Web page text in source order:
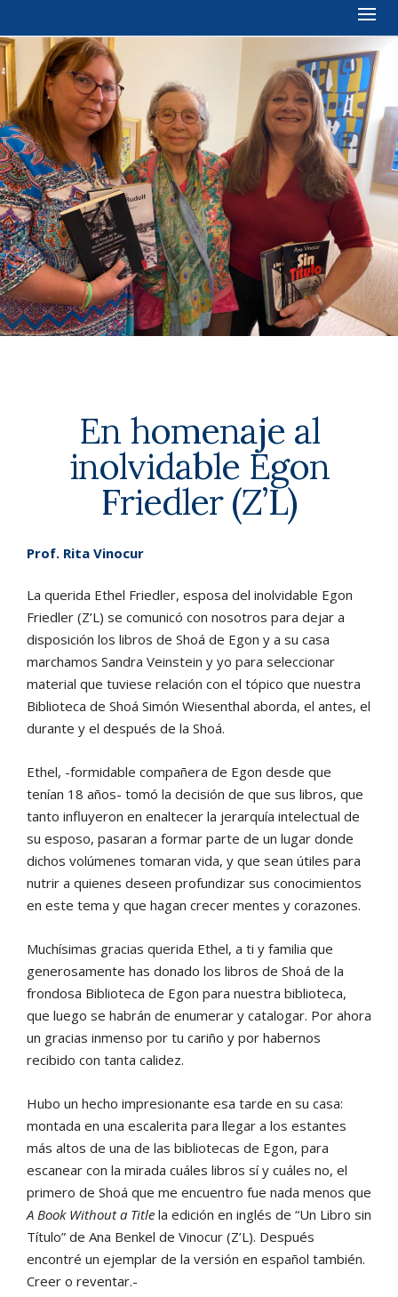
En homenaje al
inolvidable Egon
Friedler (Z’L)
Prof. Rita Vinocur
La querida Ethel Friedler, esposa del inolvidable Egon
Friedler (Z’L) se comunicó con nosotros para dejar a
disposición los libros de Shoá de Egon y a su casa
marchamos Sandra Veinstein y yo para seleccionar
material que tuviese relación con el tópico que nuestra
Biblioteca de Shoá Simón Wiesenthal aborda, el antes, el
durante y el después de la Shoá.
Ethel, -formidable compañera de Egon desde que
tenían 18 años- tomó la decisión de que sus libros, que
tanto influyeron en enaltecer la jerarquía intelectual de
su esposo, pasaran a formar parte de un lugar donde
dichos volúmenes tomaran vida, y que sean útiles para
nutrir a quienes deseen profundizar sus conocimientos
en este tema y que hagan crecer mentes y corazones.
Muchísimas gracias querida Ethel, a ti y familia que
generosamente has donado los libros de Shoá de la
frondosa Biblioteca de Egon para nuestra biblioteca,
que luego se habrán de enumerar y catalogar. Por ahora
un gracias inmenso por tu cariño y por habernos
recibido con tanta calidez.
Hubo un hecho impresionante esa tarde en su casa:
montada en una escalerita para llegar a los estantes
más altos de una de las bibliotecas de Egon, para
escanear con la mirada cuáles libros sí y cuáles no, el
primero de Shoá que me encuentro fue nada menos que
A Book Without a Title la edición en inglés de “Un Libro sin
Título” de Ana Benkel de Vinocur (Z’L). Después
encontré un ejemplar de la versión en español también.
Creer o reventar.-